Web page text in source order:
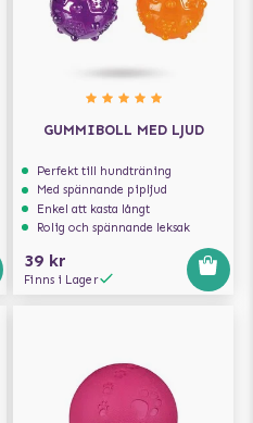
GUMMIBOLL MED LJUD
Perfekt till hundträning
Med spännande pipljud
Enkel att kasta långt
Rolig och spännande leksak
39 kr
Finns i Lager